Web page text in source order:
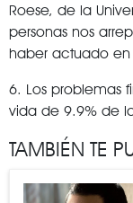
Roese, de la
personas nos
haber actuado en
6. Los problemas
vida de 9.9% de
TAMBIÉN TE